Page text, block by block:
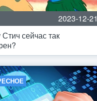
2023-12-21
сейчас так